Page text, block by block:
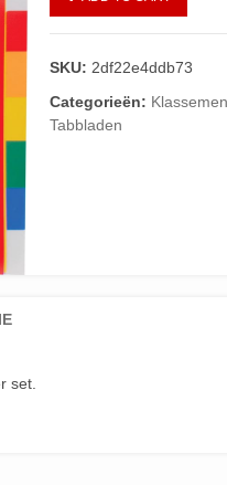
SKU: 2df22e4ddb73
Categorieën:
Tabbladen
set.